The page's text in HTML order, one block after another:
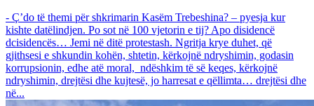
- Ç’do të themi për shkrimarin Kasëm Trebeshina? – pyesja kur
kishte datëlindjen. Po sot në 100 vjetorin e tij? Apo disidencë
dcisidencës… Jemi në ditë protestash. Ngritja krye duhet, që
gjithsesi e shkundin kohën, shtetin, kërkojnë ndryshimin, godasin
korrupsionin, edhe atë moral, ndëshkim të së keqes, kërkojnë
ndryshimin, drejtësi dhe kujtesë, jo harresat e qëllimta… drejtësi dhe
në...